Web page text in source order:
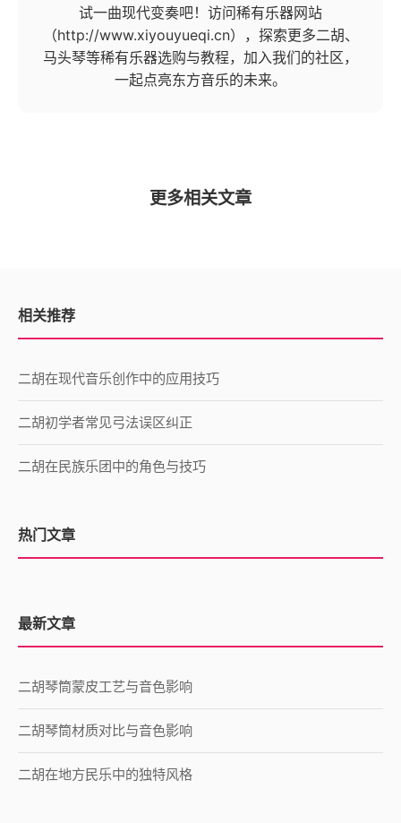
试一曲现代变奏吧！访问稀有乐器网站
（http://www.xiyouyueqi.cn），探索更多二胡、
马头琴等稀有乐器选购与教程，加入我们的社区，
一起点亮东方音乐的未来。
更多相关文章
相关推荐
二胡在现代音乐创作中的应用技巧
二胡初学者常见弓法误区纠正
二胡在民族乐团中的角色与技巧
热门文章
最新文章
二胡琴筒蒙皮工艺与音色影响
二胡琴筒材质对比与音色影响
二胡在地方民乐中的独特风格